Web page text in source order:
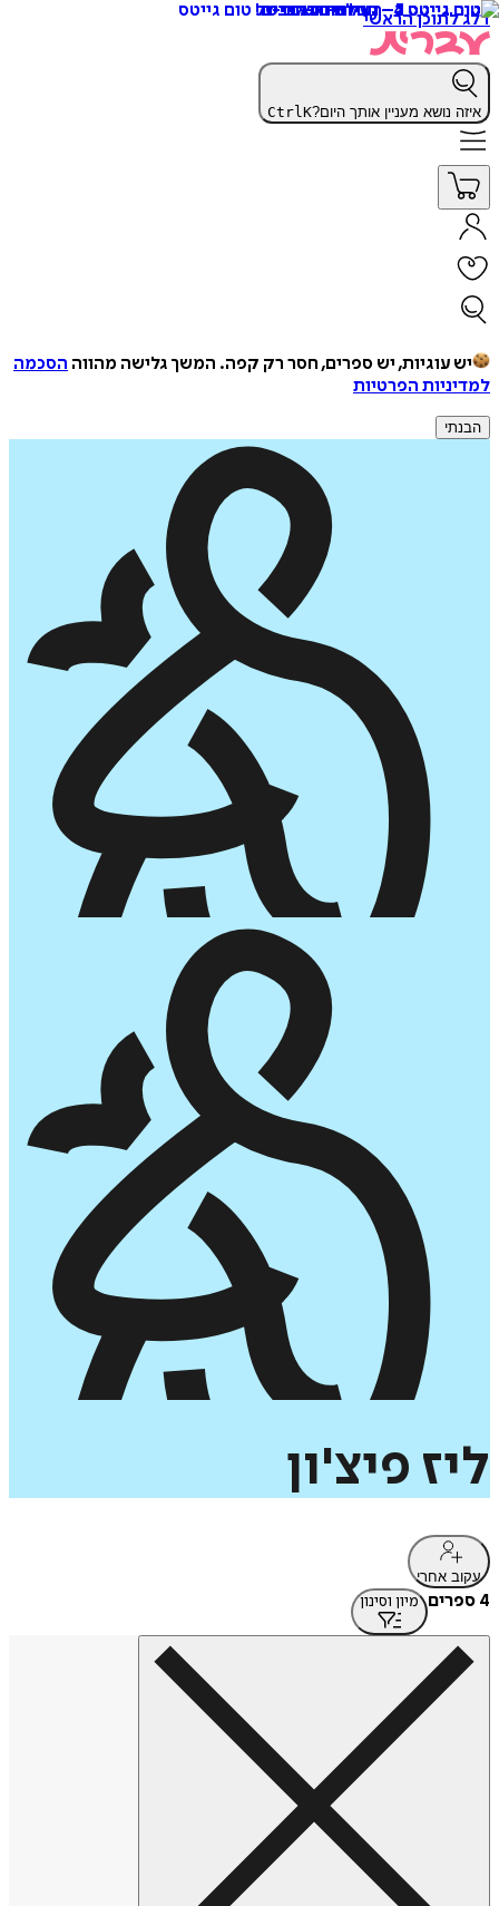
דלג לתוכן הראשי
איזה נושא מעניין אותך היום? CtrlK
יש עוגיות, יש ספרים, חסר רק קפה. המשך גלישה מהווה הסכמה
למדיניות הפרטיות
הבנתי
ליז פיצ'ון
עקוב אחרי
4 ספרים מיון וסינון